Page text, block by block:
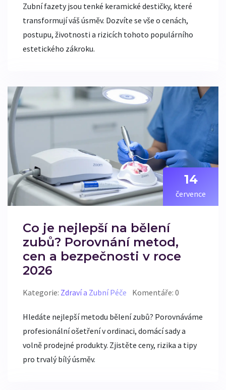
Zubní fazety jsou tenké keramické destičky, které
transformují váš úsměv. Dozvíte se vše o cenách,
postupu, životnosti a rizicích tohoto populárního
estetického zákroku.
14
července
Co je nejlepší na bělení
zubů? Porovnání metod,
cen a bezpečnosti v roce
2026
Kategorie: Zdraví a Zubní Péče Komentáře: 0
Hledáte nejlepší metodu bělení zubů? Porovnáváme
profesionální ošetření v ordinaci, domácí sady a
volně prodejné produkty. Zjistěte ceny, rizika a tipy
pro trvalý bílý úsměv.